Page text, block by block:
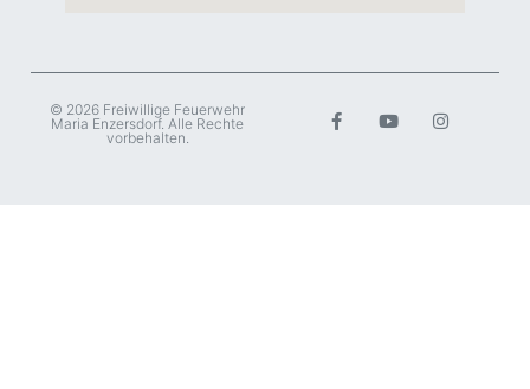
© 2026 Freiwillige Feuerwehr
Maria Enzersdorf. Alle Rechte
vorbehalten.